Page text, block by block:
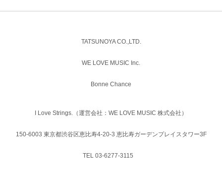
TATSUNOYA CO.,LTD.
WE LOVE MUSIC Inc.
Bonne Chance
I Love Strings.（運営会社：WE LOVE MUSIC 株式会社）
150-6003 東京都渋谷区恵比寿4-20-3 恵比寿ガーデンプレイスタワー3F
TEL 03-6277-3115